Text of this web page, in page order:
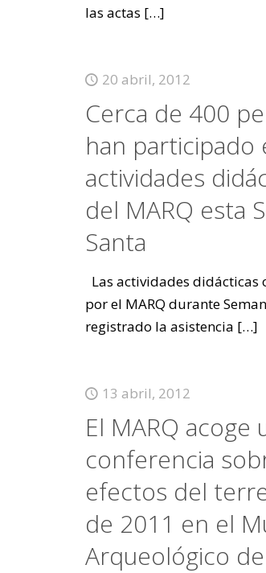
las actas […]
20 abril, 2012
Cerca de 400
han participado
actividades
del MARQ esta
Santa
Las actividades didácticas
por el MARQ durante
registrado la asistencia […]
13 abril, 2012
El MARQ acoge
conferencia
efectos del
de 2011 en el
Arqueológico